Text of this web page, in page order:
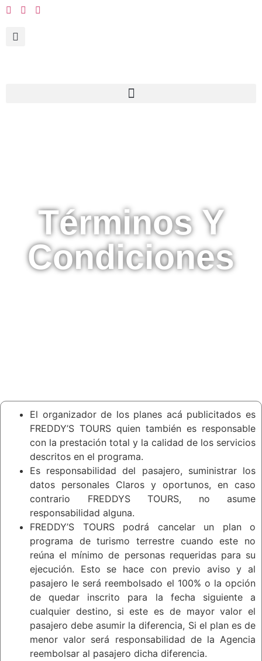
Términos Y
Condiciones
El organizador de los planes acá publicitados es
FREDDY’S TOURS quien también es responsable
con la prestación total y la calidad de los servicios
descritos en el programa.
Es responsabilidad del pasajero, suministrar los
datos personales Claros y oportunos, en caso
contrario FREDDYS TOURS, no asume
responsabilidad alguna.
FREDDY’S TOURS podrá cancelar un plan o
programa de turismo terrestre cuando este no
reúna el mínimo de personas requeridas para su
ejecución. Esto se hace con previo aviso y al
pasajero le será reembolsado el 100% o la opción
de quedar inscrito para la fecha siguiente a
cualquier destino, si este es de mayor valor el
pasajero debe asumir la diferencia, Si el plan es de
menor valor será responsabilidad de la Agencia
reembolsar al pasajero dicha diferencia.